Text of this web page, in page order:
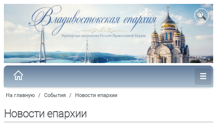
На главную / События / Новости епархии
Новости епархии